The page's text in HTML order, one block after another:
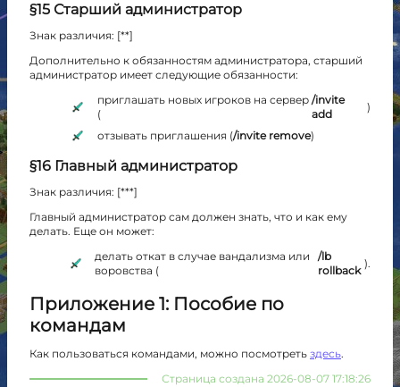
§15 Старший администратор
Знак различия: [**]
Дополнительно к обязанностям администратора, старший
администратор имеет следующие обязанности:
приглашать новых игроков на сервер
(
/invite
add
)
отзывать приглашения (/invite remove)
§16 Главный администратор
Знак различия: [***]
Главный администратор сам должен знать, что и как ему
делать. Еще он может:
делать откат в случае вандализма или
воровства (
/lb
rollback
).
Приложение 1: Пособие по
командам
Как пользоваться командами, можно посмотреть здесь.
Страница создана 2026-08-07 17:18:26